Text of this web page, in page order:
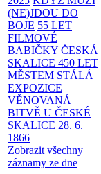
(NE)JDOU DO
BOJE 55 LET
FILMOVÉ
BABIČKY ČESKÁ
SKALICE 450 LET
MĚSTEM STÁLÁ
EXPOZICE
VĚNOVANÁ
BITVĚ U ČESKÉ
SKALICE 28. 6.
1866
Zobrazit všechny
záznamy ze dne